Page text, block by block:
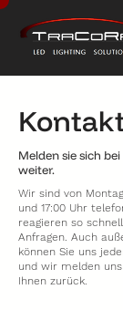
Melden sie sich
weiter.
Wir sind von
und 17:00 Uhr
reagieren so
Anfragen. Auch
können Sie uns
und wir melden
Ihnen zurück.